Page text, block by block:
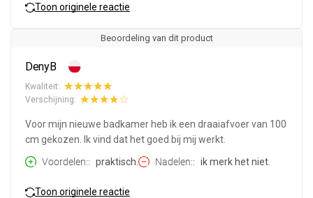
Toon originele reactie
Beoordeling van dit product
DenyB
Kwaliteit:
Verschijning:
Voor mijn nieuwe badkamer heb ik een draaiafvoer van 100
cm gekozen. Ik vind dat het goed bij mij werkt.
Voordelen:
praktisch. Nadelen: ik merk het niet.
Toon originele reactie